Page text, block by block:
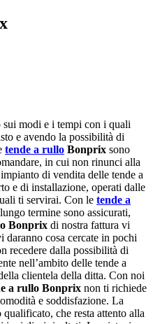
sui modi e i tempi con i quali
e avendo la possibilità di
tende a rullo Bonprix sono
in cui non rinunci alla
di vendita delle tende a
e di installazione, operati dalle
ti servirai. Con le tende a
termine sono assicurati,
Bonprix di nostra fattura vi
cosa cercate in pochi
recedere dalla possibilità di
nell’ambito delle tende a
clientela della ditta. Con noi
a rullo Bonprix non ti richiede
e soddisfazione. La
che resta attento alla